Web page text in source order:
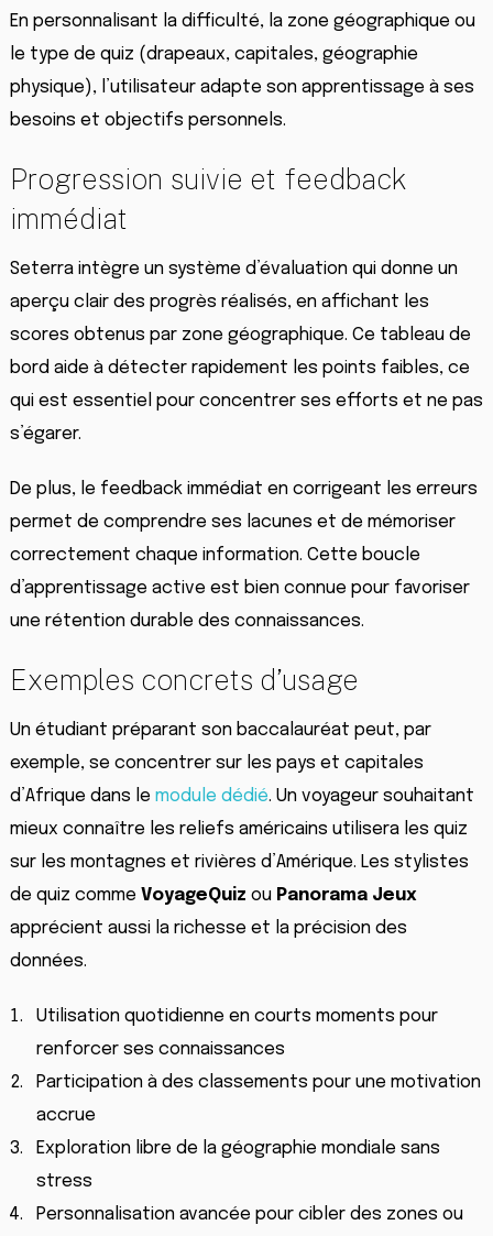
En personnalisant la difficulté, la zone géographique ou
le type de quiz (drapeaux, capitales, géographie
physique), l’utilisateur adapte son apprentissage à ses
besoins et objectifs personnels.
Progression suivie et feedback
immédiat
Seterra intègre un système d’évaluation qui donne un
aperçu clair des progrès réalisés, en affichant les
scores obtenus par zone géographique. Ce tableau de
bord aide à détecter rapidement les points faibles, ce
qui est essentiel pour concentrer ses efforts et ne pas
s’égarer.
De plus, le feedback immédiat en corrigeant les erreurs
permet de comprendre ses lacunes et de mémoriser
correctement chaque information. Cette boucle
d’apprentissage active est bien connue pour favoriser
une rétention durable des connaissances.
Exemples concrets d’usage
Un étudiant préparant son baccalauréat peut, par
exemple, se concentrer sur les pays et capitales
d’Afrique dans le module dédié. Un voyageur souhaitant
mieux connaître les reliefs américains utilisera les quiz
sur les montagnes et rivières d’Amérique. Les stylistes
de quiz comme VoyageQuiz ou Panorama Jeux
apprécient aussi la richesse et la précision des
données.
Utilisation quotidienne en courts moments pour
renforcer ses connaissances
Participation à des classements pour une motivation
accrue
Exploration libre de la géographie mondiale sans
stress
Personnalisation avancée pour cibler des zones ou